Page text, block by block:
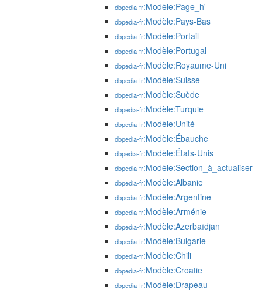
dbpedia-fr:Modèle:Page_h'
dbpedia-fr:Modèle:Pays-Bas
dbpedia-fr:Modèle:Portail
dbpedia-fr:Modèle:Portugal
dbpedia-fr:Modèle:Royaume-Uni
dbpedia-fr:Modèle:Suisse
dbpedia-fr:Modèle:Suède
dbpedia-fr:Modèle:Turquie
dbpedia-fr:Modèle:Unité
dbpedia-fr:Modèle:Ébauche
dbpedia-fr:Modèle:États-Unis
dbpedia-fr:Modèle:Section_à_actualiser
dbpedia-fr:Modèle:Albanie
dbpedia-fr:Modèle:Argentine
dbpedia-fr:Modèle:Arménie
dbpedia-fr:Modèle:Azerbaïdjan
dbpedia-fr:Modèle:Bulgarie
dbpedia-fr:Modèle:Chili
dbpedia-fr:Modèle:Croatie
dbpedia-fr:Modèle:Drapeau